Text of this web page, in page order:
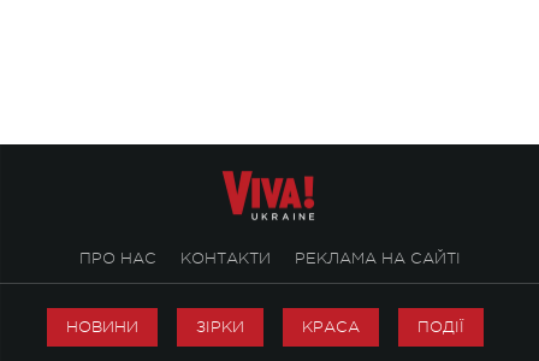
ПРО НАС КОНТАКТИ РЕКЛАМА НА САЙТІ
НОВИНИ ЗІРКИ КРАСА ПОДІЇ